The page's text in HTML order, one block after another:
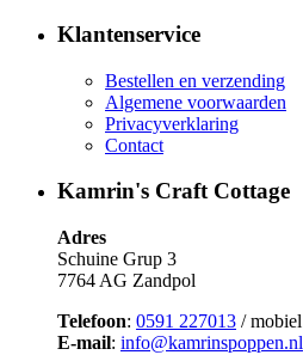
Klantenservice
Bestellen en verzending
Algemene voorwaarden
Privacyverklaring
Contact
Kamrin's Craft Cottage
Adres
Schuine Grup 3
7764 AG Zandpol
Telefoon: 0591 227013 / mobiel
E-mail: info@kamrinspoppen.nl